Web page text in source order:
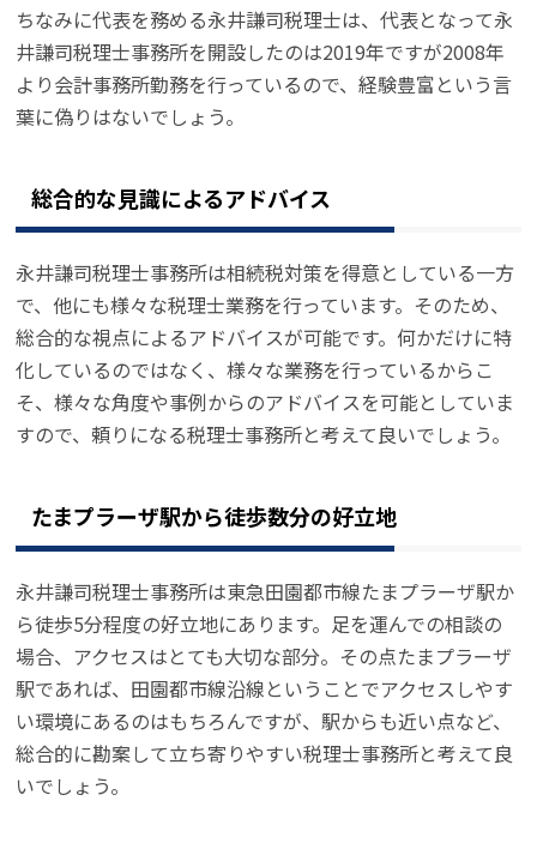
ちなみに代表を務める永井謙司税理士は、代表となって永
井謙司税理士事務所を開設したのは2019年ですが2008年
より会計事務所勤務を行っているので、経験豊富という言
葉に偽りはないでしょう。
総合的な見識によるアドバイス
永井謙司税理士事務所は相続税対策を得意としている一方
で、他にも様々な税理士業務を行っています。そのため、
総合的な視点によるアドバイスが可能です。何かだけに特
化しているのではなく、様々な業務を行っているからこ
そ、様々な角度や事例からのアドバイスを可能としていま
すので、頼りになる税理士事務所と考えて良いでしょう。
たまプラーザ駅から徒歩数分の好立地
永井謙司税理士事務所は東急田園都市線たまプラーザ駅か
ら徒歩5分程度の好立地にあります。足を運んでの相談の
場合、アクセスはとても大切な部分。その点たまプラーザ
駅であれば、田園都市線沿線ということでアクセスしやす
い環境にあるのはもちろんですが、駅からも近い点など、
総合的に勘案して立ち寄りやすい税理士事務所と考えて良
いでしょう。